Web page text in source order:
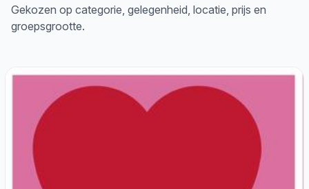
Gekozen op categorie, gelegenheid, locatie, prijs en
groepsgrootte.